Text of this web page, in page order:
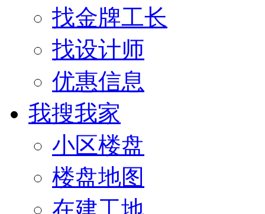
找金牌工长
找设计师
优惠信息
我搜我家
小区楼盘
楼盘地图